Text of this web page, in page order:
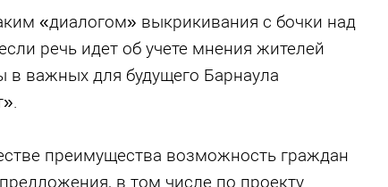
«диалогом» выкрикивания с бочки над
речь идет об учете мнения жителей
в важных для будущего Барнаула
преимущества возможность граждан
в том числе по проекту